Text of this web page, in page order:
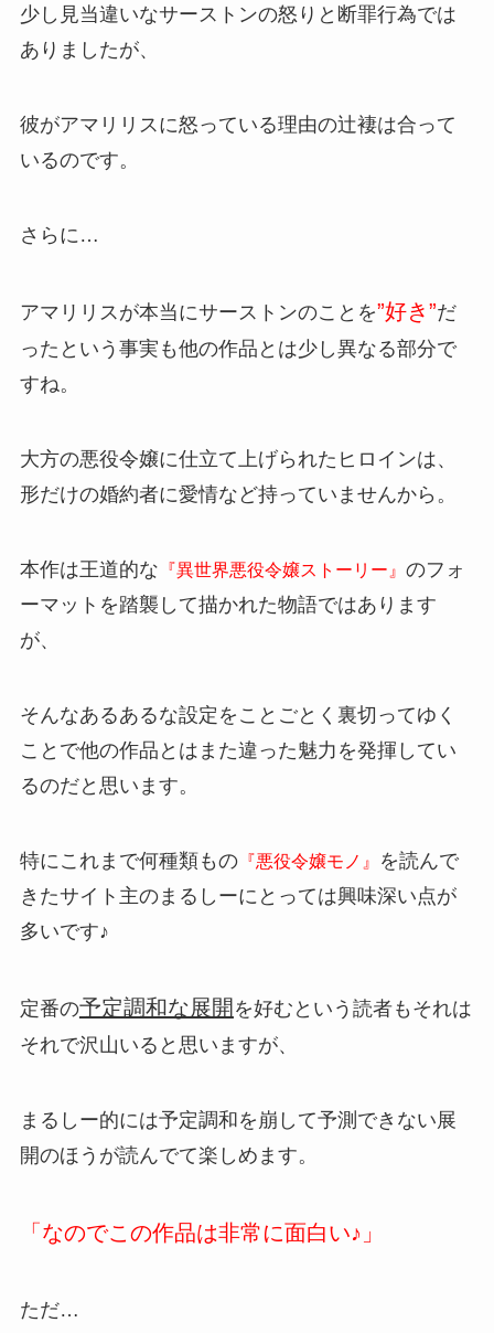
少し見当違いなサーストンの怒りと断罪行為では
ありましたが、
彼がアマリリスに怒っている理由の辻褄は合って
いるのです。
さらに…
アマリリスが本当にサーストンのことを”好き”だ
ったという事実も他の作品とは少し異なる部分で
すね。
大方の悪役令嬢に仕立て上げられたヒロインは、
形だけの婚約者に愛情など持っていませんから。
本作は王道的な 『異世界悪役令嬢ストーリー』 のフォ
ーマットを踏襲して描かれた物語ではあります
が、
そんなあるあるな設定をことごとく裏切ってゆく
ことで他の作品とはまた違った魅力を発揮してい
るのだと思います。
特にこれまで何種類もの『悪役令嬢モノ』
を読んで
きたサイト主のまるしーにとっては興味深い点が
多いです♪
定番の予定調和な展開 を好むという読者もそれは
それで沢山いると思いますが、
まるしー的には予定調和を崩して予測できない展
開のほうが読んでて楽しめます。
「なのでこの作品は非常に面白い♪」
ただ…